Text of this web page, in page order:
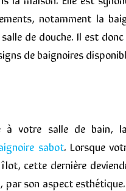
notamment la
de douche. Il est
de baignoires
à votre salle de bain,
sabot. Lorsque
cette dernière
son aspect